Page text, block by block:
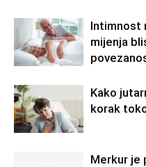
Intimnost
mijenja
Kako
korak
Merkur je